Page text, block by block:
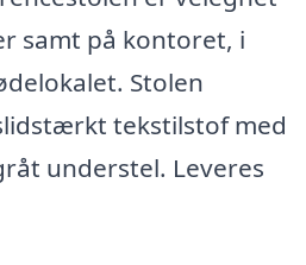
samt på kontoret, i
Stolen
tekstilstof med
understel. Leveres